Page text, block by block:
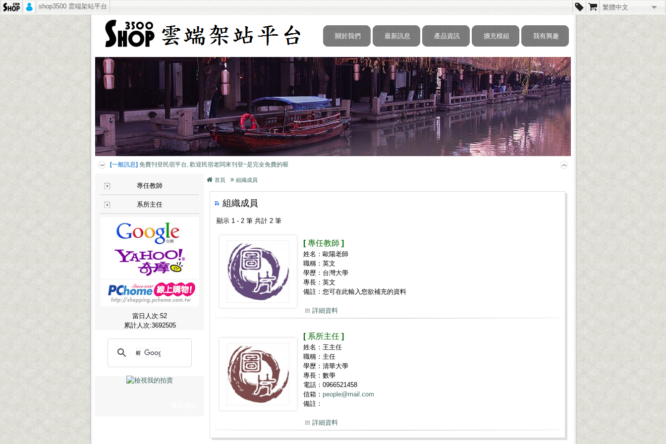
shop3500 雲端架站平台 繁體中文
简体中文
English
關於我們 最新訊息 產品資訊 擴充模組 我有興趣
[客戶見證]
讓人產生疑慮的客戶？公司企業形象官網是很重要的.
免費刊登民宿平台, 歡迎民宿老闆來刊登~是完全免費的喔
[客戶見證]煥采企業-藝人潘慧如愛好見證
[客戶見證]
CCK SHOP軍用禮品-媒體報導
[客戶見證]
讓人產生疑慮的客戶？公司企業形象官網是很重要的.
[一般訊息] 免費刊登民宿平台, 歡迎民宿老闆來刊登~是完全免費的喔
[客戶見證] 煥采企業-藝人潘慧如愛好見證
[客戶見證]CCK SHOP軍用禮品-媒體報導
[客戶見證]讓人產生疑慮的客戶？公司企業形象官網是很重要的.
[一般訊息]免費刊登民宿平台, 歡迎民宿老闆來刊登~是完全免費的喔
[客戶見證]煥采企業-藝人潘慧如愛好見證
[客戶見證]CCK SHOP軍用禮品-媒體報導
專任教師
系所主任
當日人次:52
累計人次:3692505
匯款通知
首頁 組織成員
組織成員
顯示 1 - 2 筆 共計 2 筆
[ 專任教師 ]
姓名：歐陽老師
職稱：英文
學歷：台灣大學
專長：英文
備註：您可在此輸入您欲補充的資料
詳細資料
[ 系所主任 ]
姓名：王主任
職稱：主任
學歷：清華大學
專長：數學
電話：0966521458
信箱： people@mail.com
備註：
詳細資料